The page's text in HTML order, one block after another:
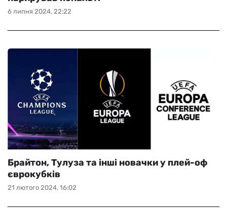
6 липня 2024, 22:22
21 лютого 2024, 16:02
Брайтон, Тулуза та інші новачки у плей-оф
єврокубків